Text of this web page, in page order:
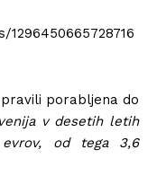
porabljena do
v desetih letih
od tega 3,6